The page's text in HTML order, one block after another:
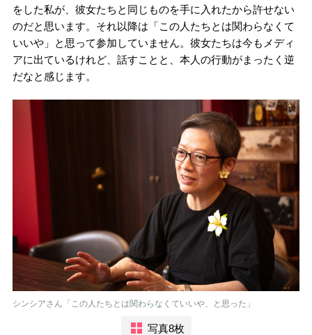
をした私が、彼女たちと同じものを手に入れたから許せない
のだと思います。それ以降は「この人たちとは関わらなくて
いいや」と思って参加していません。彼女たちは今もメディ
アに出ているけれど、話すことと、本人の行動がまったく逆
だなと感じます。
シンシアさん「この人たちとは関わらなくていいや、と思った」
写真8枚